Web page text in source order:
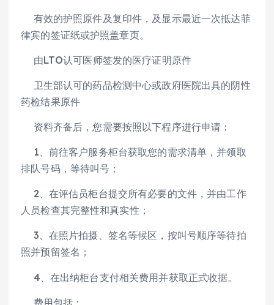
有效的护照原件及复印件，及显示最近一次抵达菲
律宾的签证纸或护照盖章页。
由LTO认可医师签发的医疗证明原件
卫生部认可的药品检测中心或政府医院出具的阴性
药检结果原件
资料齐备后，您需要按照以下程序进行申请：
1、前往客户服务柜台获取您的需求清单，并领取
排队号码，等待叫号；
2、在评估员柜台提交所有必要的文件，并由工作
人员检查其完整性和真实性；
3、在照片拍摄、签名等候区，按叫号顺序等待拍
照并预留签名；
4、在出纳柜台支付相关费用并获取正式收据。
费用包括：